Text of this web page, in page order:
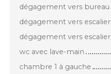
dégagement vers bureau
dégagement vers escalier
dégagement vers escalier
wc avec lave-main
chambre 1 à gauche